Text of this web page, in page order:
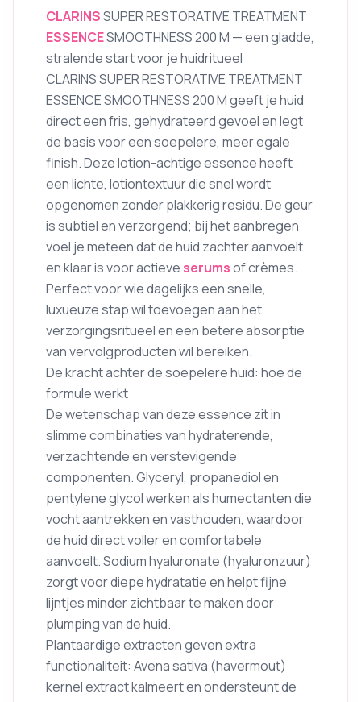
CLARINSSUPER RESTORATIVE TREATMENT
ESSENCESMOOTHNESS 200 M — een gladde,
stralende start voor je huidritueel
CLARINS SUPER RESTORATIVE TREATMENT
ESSENCE SMOOTHNESS 200 M geeft je huid
direct een fris, gehydrateerd gevoel en legt
de basis voor een soepelere, meer egale
finish. Deze lotion-achtige essence heeft
een lichte, lotiontextuur die snel wordt
opgenomen zonder plakkerig residu. De geur
is subtiel en verzorgend; bij het aanbregen
voel je meteen dat de huid zachter aanvoelt
en klaar is voor actieve serumsof crèmes.
Perfect voor wie dagelijks een snelle,
luxueuze stap wil toevoegen aan het
verzorgingsritueel en een betere absorptie
van vervolgproducten wil bereiken.
De kracht achter de soepelere huid: hoe de
formule werkt
De wetenschap van deze essence zit in
slimme combinaties van hydraterende,
verzachtende en verstevigende
componenten. Glyceryl, propanediol en
pentylene glycol werken als humectanten die
vocht aantrekken en vasthouden, waardoor
de huid direct voller en comfortabele
aanvoelt. Sodium hyaluronate (hyaluronzuur)
zorgt voor diepe hydratatie en helpt fijne
lijntjes minder zichtbaar te maken door
plumping van de huid.
Plantaardige extracten geven extra
functionaliteit: Avena sativa (havermout)
kernel extract kalmeert en ondersteunt de